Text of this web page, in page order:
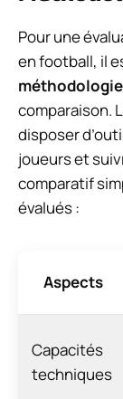
Pour une
en football, il
comparaison.
disposer
joueurs et
comparatif
évalués :
Aspects
Capacités
techniques